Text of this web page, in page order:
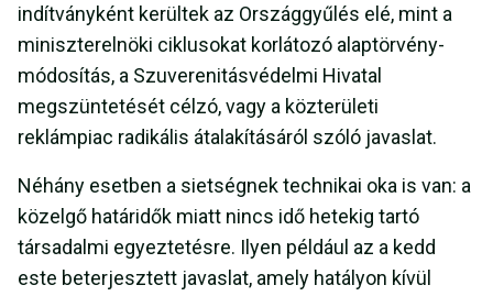
indítványként kerültek az Országgyűlés elé, mint a
miniszterelnöki ciklusokat korlátozó alaptörvény-
módosítás, a Szuverenitásvédelmi Hivatal
megszüntetését célzó, vagy a közterületi
reklámpiac radikális átalakításáról szóló javaslat.
Néhány esetben a sietségnek technikai oka is van: a
közelgő határidők miatt nincs idő hetekig tartó
társadalmi egyeztetésre. Ilyen például az a kedd
este beterjesztett javaslat, amely hatályon kívül